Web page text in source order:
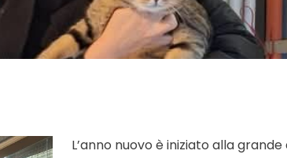
L’anno nuovo è iniziato alla